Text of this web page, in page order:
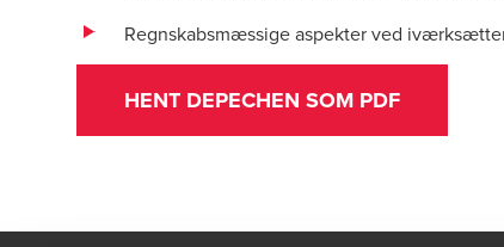
Regnskabsmæssige aspekter ved
HENT DEPECHEN SOM PDF